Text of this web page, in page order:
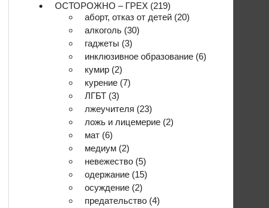
ОСТОРОЖНО – ГРЕХ (219)
аборт, отказ от детей (20)
алкоголь (30)
гаджеты (3)
инклюзивное образование (6)
кумир (2)
курение (7)
ЛГБТ (3)
лжеучителя (23)
ложь и лицемерие (2)
мат (6)
медиум (2)
невежество (5)
одержание (15)
осуждение (2)
предательство (4)